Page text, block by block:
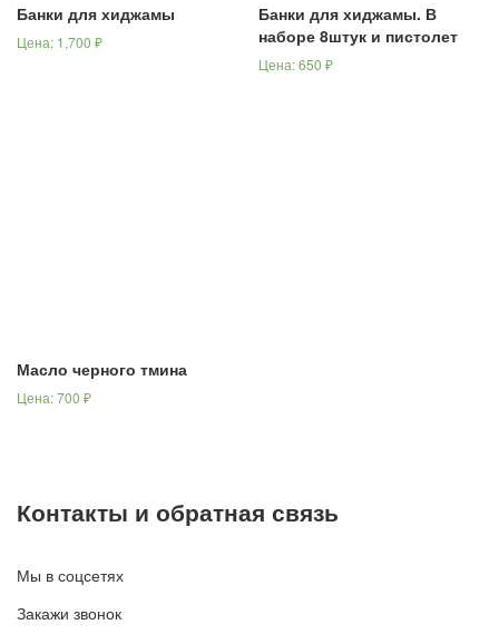
Банки для хиджамы
Цена: 1,700 ₽
Банки для хиджамы. В
наборе 8штук и пистолет
Цена:650₽
Масло черного тмина
Цена:700 ₽
Контакты и обратная связь
Мы в соцсетях
Закажи звонок